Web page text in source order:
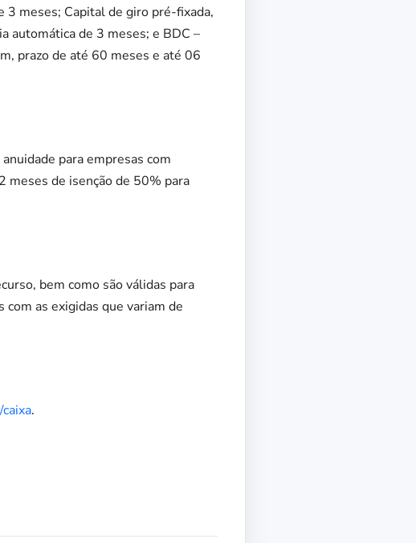
3 meses; Capital de giro pré-fixada,
automática de 3 meses; e BDC –
prazo de até 60 meses e até 06
para empresas com
meses de isenção de 50% para
bem como são válidas para
as exigidas que variam de
.